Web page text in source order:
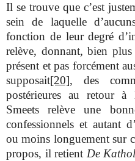
Il se trouve que c’est
sein de laquelle
fonction de leur degré
relève, donnant, bien
présent et pas forcément
supposait[20], des
postérieures au retour
Smeets relève une
confessionnels et autant
ou moins longuement sur
propos, il retient De